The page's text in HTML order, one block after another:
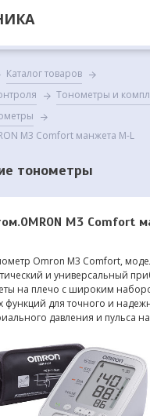
Каталог товаров
Тонометры и
M3 Comfort манжета M-L
тонометры
M3 Comfort
Omron M3 Comfort,
и универсальный
на плечо с широким
функций для точного и
давления и пульса